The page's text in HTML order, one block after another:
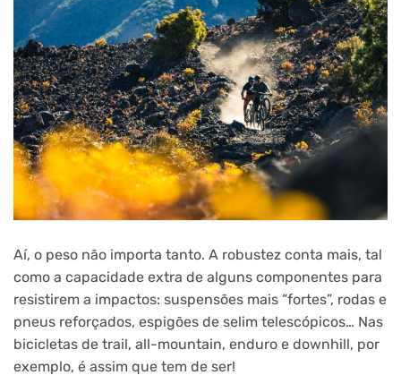
Aí, o peso não importa tanto. A robustez conta mais, tal
como a capacidade extra de alguns componentes para
resistirem a impactos: suspensões mais “fortes”, rodas e
pneus reforçados, espigões de selim telescópicos… Nas
bicicletas de trail, all-mountain, enduro e downhill, por
exemplo, é assim que tem de ser!